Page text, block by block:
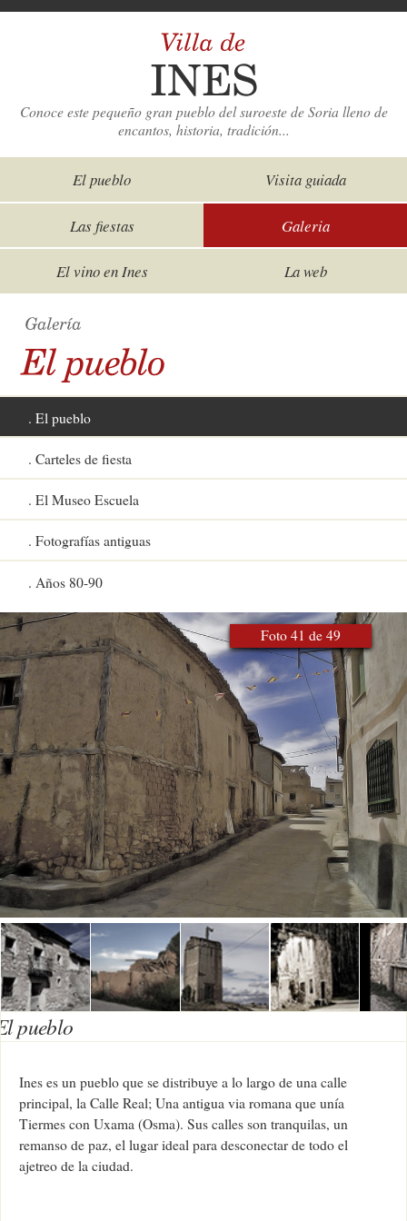
Conoce este pequeño gran pueblo del suroeste de Soria lleno de
encantos, historia, tradición...
El pueblo Visita guiada
Las fiestas Galeria
El vino en Ines La web
El pueblo
Carteles de fiesta
El Museo Escuela
Fotografías antiguas
Años 80-90
Foto 41 de 49
pueblo
Ines es un pueblo que se distribuye a lo largo de una calle
principal, la Calle Real; Una antigua via romana que unía
Tiermes con Uxama (Osma). Sus calles son tranquilas, un
remanso de paz, el lugar ideal para desconectar de todo el
ajetreo de la ciudad.